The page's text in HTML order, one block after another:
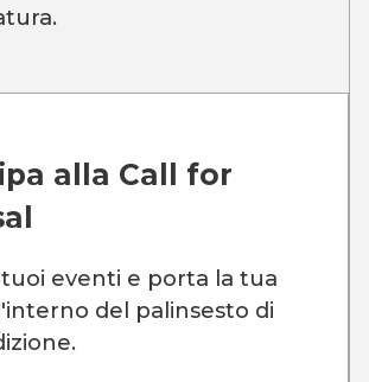
alla Call for
tuoi eventi e porta la tua
del palinsesto di